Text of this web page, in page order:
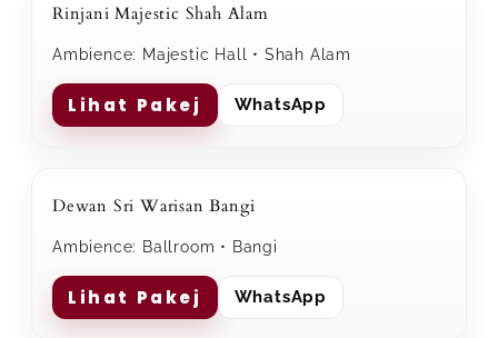
Rinjani Majestic Shah Alam
Ambience: Majestic Hall • Shah Alam
Lihat Pakej WhatsApp
Dewan Sri Warisan Bangi
Ambience: Ballroom • Bangi
Lihat Pakej WhatsApp